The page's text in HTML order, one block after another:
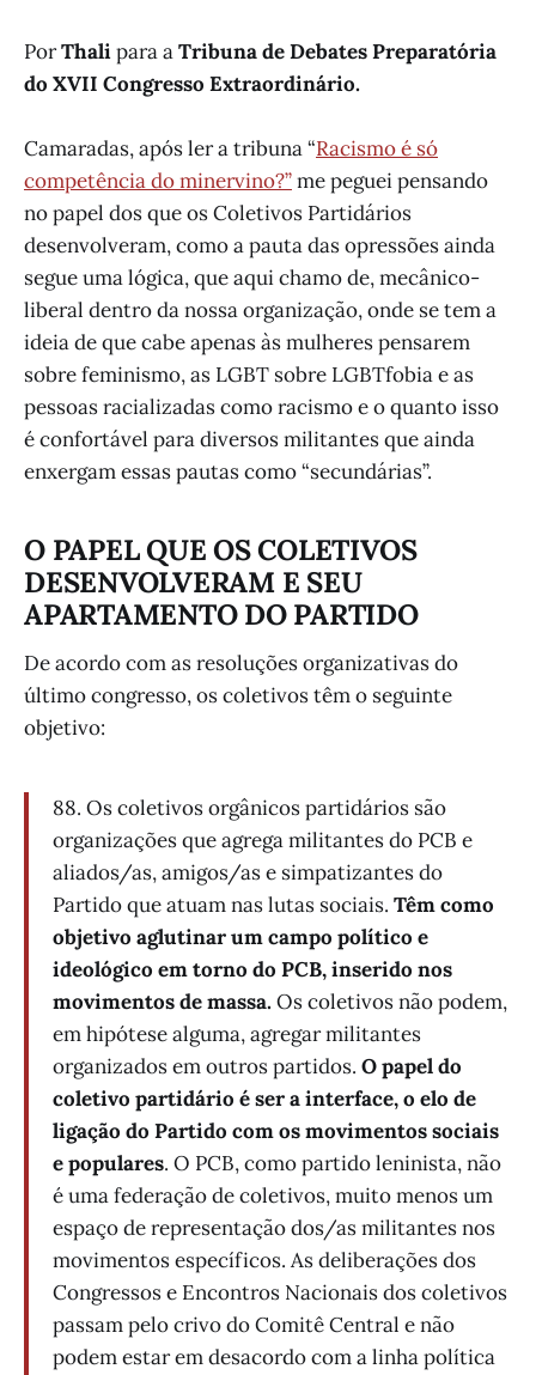
PorThalipara aTribuna de Debates Preparatória
do XVII Congresso Extraordinário.
Camaradas, após ler a tribuna “Racismo é só
competência do minervino?”me peguei pensando
no papel dos que os Coletivos Partidários
desenvolveram, como a pauta das opressões ainda
segue uma lógica, que aqui chamo de, mecânico-
liberal dentro da nossa organização, onde se tem a
ideia de que cabe apenas às mulheres pensarem
sobre feminismo, as LGBT sobre LGBTfobia e as
pessoas racializadas como racismo e o quanto isso
é confortável para diversos militantes que ainda
enxergam essas pautas como “secundárias”.
O PAPEL QUE OS COLETIVOS
DESENVOLVERAM E SEU
APARTAMENTO DO PARTIDO
De acordo com as resoluções organizativas do
último congresso, os coletivos têm o seguinte
objetivo:
88. Os coletivos orgânicos partidários são
organizações que agrega militantes do PCB e
aliados/as, amigos/as e simpatizantes do
Partido que atuam nas lutas sociais. Têm como
objetivo aglutinar um campo político e
ideológico em torno do PCB, inserido nos
movimentos de massa.Os coletivos não podem,
em hipótese alguma, agregar militantes
organizados em outros partidos. O papel do
coletivo partidário é ser a interface, o elo de
ligação do Partido com os movimentos sociais
e populares. O PCB, como partido leninista, não
é uma federação de coletivos, muito menos um
espaço de representação dos/as militantes nos
movimentos específicos. As deliberações dos
Congressos e Encontros Nacionais dos coletivos
passam pelo crivo do Comitê Central e não
podem estar em desacordo com a linha política